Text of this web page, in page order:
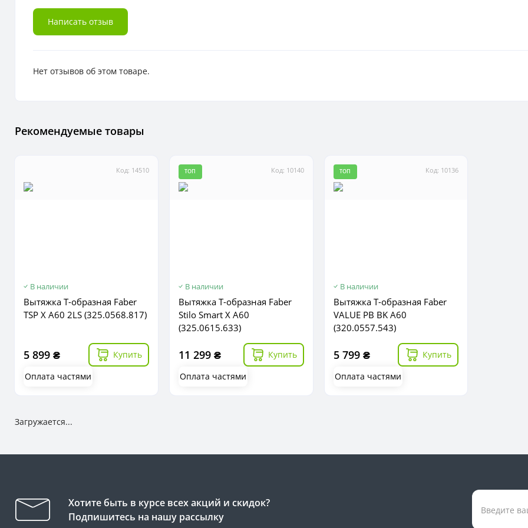
Написать отзыв
Нет отзывов об этом товаре.
Рекомендуемые товары
Код: 14510
В наличии
Вытяжка Т-образная Faber
TSP X A60 2LS (325.0568.817)
5 899 ₴
Купить
Оплата частями
Код: 10140
ТОП
В наличии
Вытяжка Т-образная Faber
Stilo Smart X A60
(325.0615.633)
11 299 ₴
Купить
Оплата частями
Код: 10136
ТОП
В наличии
Вытяжка Т-образная Faber
VALUE PB BK A60
(320.0557.543)
5 799 ₴
Купить
Оплата частями
Загружается...
Хотите быть в курсе всех акций и скидок?
Подпишитесь на нашу рассылку